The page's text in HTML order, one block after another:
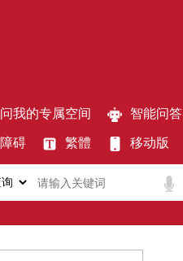
我的专属空间 智能问答
碍 繁體 移动版